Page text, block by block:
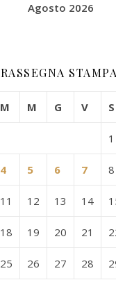
Agosto 2026
RASSEGNA STAMPA
M M G V S
1
4 5 6 7 8
11 12 13 14
18 19 20 21
25 26 27 28